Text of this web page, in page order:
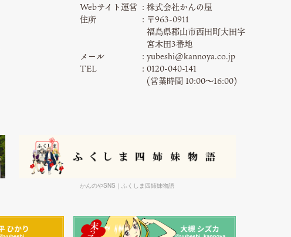
Webサイト運営
株式会社かんの屋
住所
〒963-0911
福島県郡山市西田町大田字
宮木田3番地
メール
yubeshi@kannoya.co.jp
TEL
0120-040-141
(営業時間 10:00〜16:00)
かんのやSNS｜ふくしま四姉妹物語